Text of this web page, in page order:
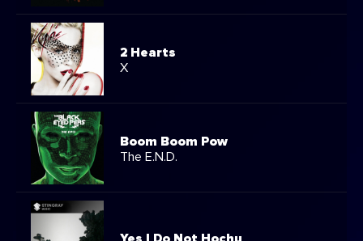
2 Hearts
X
Boom Boom Pow
The E.N.D.